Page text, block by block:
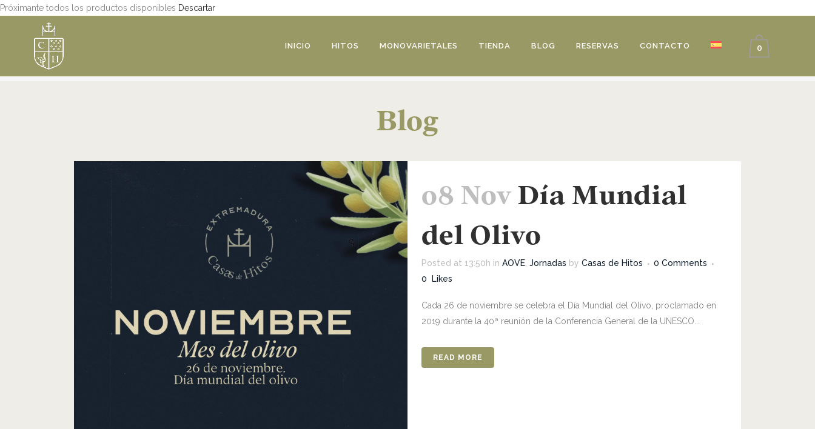
Próximante todos los productos disponibles Descartar
0
INICIO HITOS MONOVARIETALES TIENDA BLOG RESERVAS CONTACTO
Blog
08 Nov Día Mundial
del Olivo
Posted at 13:50h in AOVE Jornadas by Casas de Hitos
0 Comments
0
Likes
Cada 26 de noviembre se celebra el Día Mundial del Olivo, proclamado en
2019 durante la 40ª reunión de la Conferencia General de la UNESCO...
READ MORE